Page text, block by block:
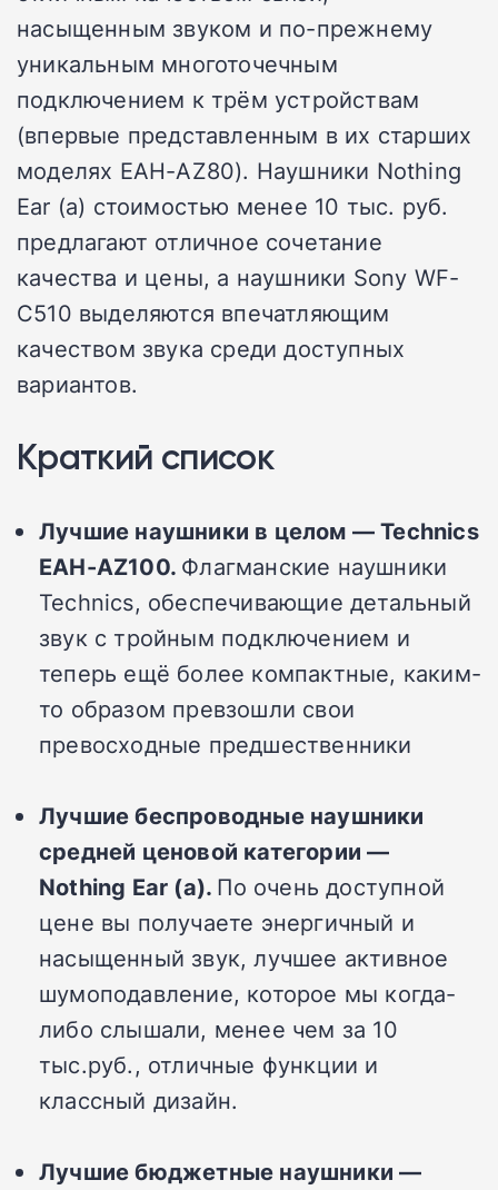
насыщенным звуком и по-прежнему
уникальным многоточечным
подключением к трём устройствам
(впервые представленным в их старших
моделях EAH-AZ80). Наушники Nothing
Ear (a) стоимостью менее 10 тыс. руб.
предлагают отличное сочетание
качества и цены, а наушники Sony WF-
C510 выделяются впечатляющим
качеством звука среди доступных
вариантов.
Краткий список
Лучшие наушники в целом — Technics
EAH-AZ100. Флагманские наушники
Technics, обеспечивающие детальный
звук с тройным подключением и
теперь ещё более компактные, каким-
то образом превзошли свои
превосходные предшественники
Лучшие беспроводные наушники
средней ценовой категории —
Nothing Ear (a). По очень доступной
цене вы получаете энергичный и
насыщенный звук, лучшее активное
шумоподавление, которое мы когда-
либо слышали, менее чем за 10
тыс.руб., отличные функции и
классный дизайн.
Лучшие бюджетные наушники —